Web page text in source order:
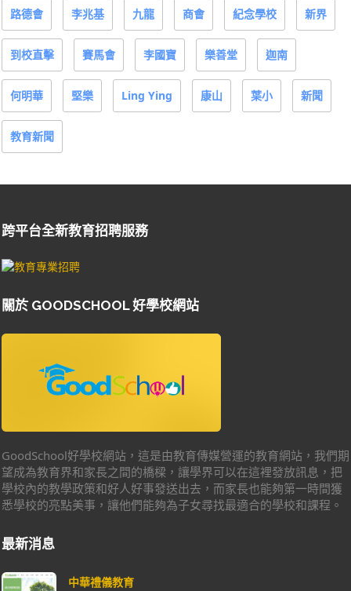
路德會 李兆基 九龍 商會 紀念學校 新界
到校直擊 賽馬會 李國寶 樂善堂 迦南
何明華 堅樂 Ling Ying 康山 葉小 新聞
教育新聞
跨平台全新教育招聘服務
關於 GOODSCHOOL 好學校網站
GoodSchool好學校網站，這是由教育傳媒營運的教育網站，我們期
望成為教育界和家長之間的橋樑，讓學界可以在這裡發放訊息，把
學校內的教學政策和好人好事發送出去，而家長也能夠第一時間獲
悉學校的亮點美事，讓他們能夠為子女尋找最適合的學校和課程。
最新消息
中華禮儀教育